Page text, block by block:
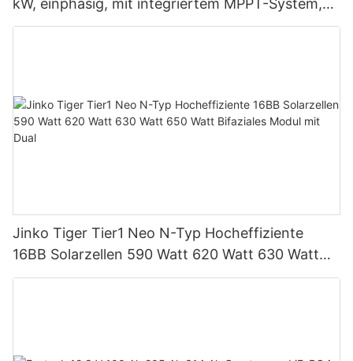
unterstützt Parallelschaltung von bis zu 9
Jinko Tiger Tier1 Neo N-Typ Hocheffiziente
16BB Solarzellen 590 Watt 620 Watt 630 Watt
650 Watt Bifaziales Modul mit Dual